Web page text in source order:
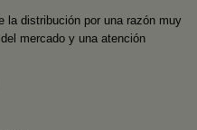
la distribución por una razón muy
mercado y una atención